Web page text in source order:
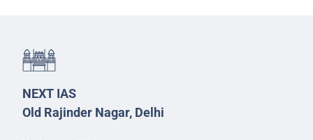
NEXT IAS
Old Rajinder Nagar, Delhi